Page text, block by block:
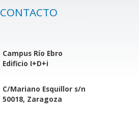
CONTACTO
Campus Río Ebro
Edificio I+D+i
C/Mariano Esquillor s/n
50018, Zaragoza